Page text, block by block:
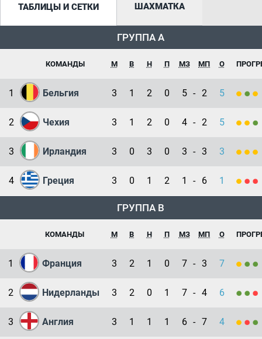
ТАБЛИЦЫ И СЕТКИ ШАХМАТКА
ГРУППА A
КОМАНДЫ М В Н П МЗ МП О
1 Бельгия 3 1 2 0 5 - 2 5
2 Чехия 3 1 2 0 4 - 2 5
3 Ирландия 3 0 3 0 3 - 3 3
4 Греция 3 0 1 2 1 - 6 1
ГРУППА B
КОМАНДЫ М В Н П МЗ МП О
1 Франция 3 2 1 0 7 - 3 7
2 Нидерланды 3 2 0 1 7 - 4 6
3 Англия 3 1 1 1 6 - 7 4